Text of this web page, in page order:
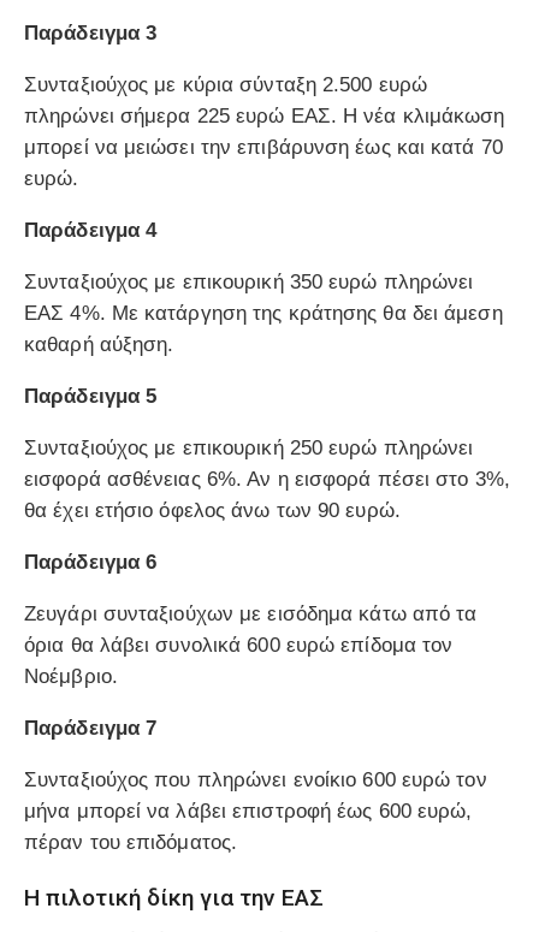
Παράδειγμα 3
Συνταξιούχος με κύρια σύνταξη 2.500 ευρώ
πληρώνει σήμερα 225 ευρώ ΕΑΣ. Η νέα κλιμάκωση
μπορεί να μειώσει την επιβάρυνση έως και κατά 70
ευρώ.
Παράδειγμα 4
Συνταξιούχος με επικουρική 350 ευρώ πληρώνει
ΕΑΣ 4%. Με κατάργηση της κράτησης θα δει άμεση
καθαρή αύξηση.
Παράδειγμα 5
Συνταξιούχος με επικουρική 250 ευρώ πληρώνει
εισφορά ασθένειας 6%. Αν η εισφορά πέσει στο 3%,
θα έχει ετήσιο όφελος άνω των 90 ευρώ.
Παράδειγμα 6
Ζευγάρι συνταξιούχων με εισόδημα κάτω από τα
όρια θα λάβει συνολικά 600 ευρώ επίδομα τον
Νοέμβριο.
Παράδειγμα 7
Συνταξιούχος που πληρώνει ενοίκιο 600 ευρώ τον
μήνα μπορεί να λάβει επιστροφή έως 600 ευρώ,
πέραν του επιδόματος.
Η πιλοτική δίκη για την ΕΑΣ